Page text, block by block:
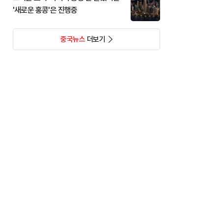
'새로운 홍콩'은 진행중
중국뉴스더보기